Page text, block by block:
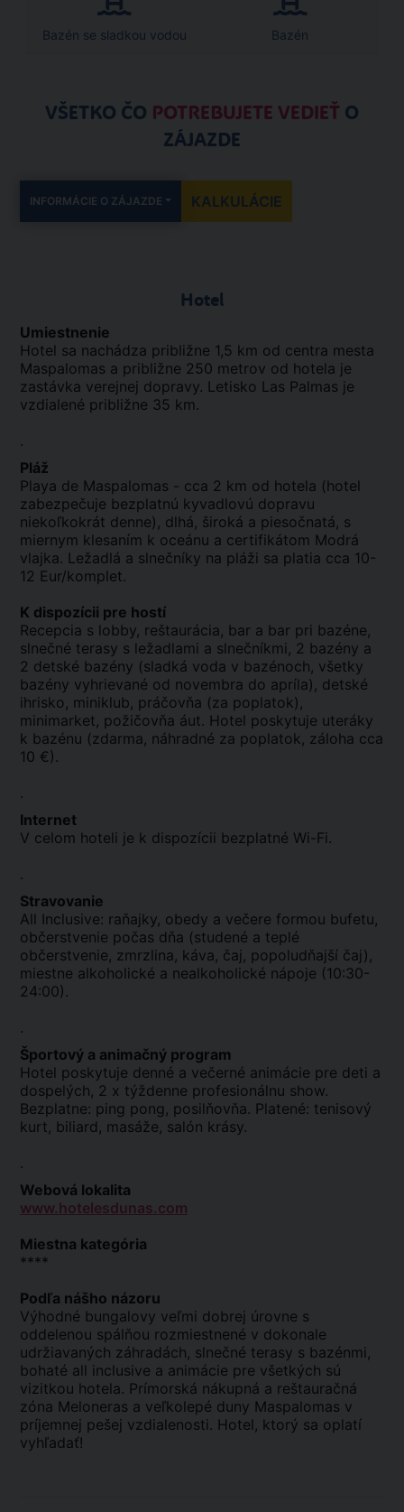
Bazén se sladkou vodou Bazén
VŠETKO ČO POTREBUJETE VEDIEŤ O
ZÁJAZDE
INFORMÁCIE O ZÁJAZDE KALKULÁCIE
Hotel
Umiestnenie
Hotel sa nachádza približne 1,5 km od centra mesta
Maspalomas a približne 250 metrov od hotela je
zastávka verejnej dopravy. Letisko Las Palmas je
vzdialené približne 35 km.
.
Pláž
Playa de Maspalomas - cca 2 km od hotela (hotel
zabezpečuje bezplatnú kyvadlovú dopravu
niekoľkokrát denne), dlhá, široká a piesočnatá, s
miernym klesaním k oceánu a certifikátom Modrá
vlajka. Ležadlá a slnečníky na pláži sa platia cca 10-
12 Eur/komplet.
K dispozícii pre hostí
Recepcia s lobby, reštaurácia, bar a bar pri bazéne,
slnečné terasy s ležadlami a slnečníkmi, 2 bazény a
2 detské bazény (sladká voda v bazénoch, všetky
bazény vyhrievané od novembra do apríla), detské
ihrisko, miniklub, práčovňa (za poplatok),
minimarket, požičovňa áut. Hotel poskytuje uteráky
k bazénu (zdarma, náhradné za poplatok, záloha cca
10 €).
.
Internet
V celom hoteli je k dispozícii bezplatné Wi-Fi.
.
Stravovanie
All Inclusive: raňajky, obedy a večere formou bufetu,
občerstvenie počas dňa (studené a teplé
občerstvenie, zmrzlina, káva, čaj, popoludňajší čaj),
miestne alkoholické a nealkoholické nápoje (10:30-
24:00).
.
Športový a animačný program
Hotel poskytuje denné a večerné animácie pre deti a
dospelých, 2 x týždenne profesionálnu show.
Bezplatne: ping pong, posilňovňa. Platené: tenisový
kurt, biliard, masáže, salón krásy.
.
Webová lokalita
www.hotelesdunas.com
Miestna kategória
****
Podľa nášho názoru
Výhodné bungalovy veľmi dobrej úrovne s
oddelenou spálňou rozmiestnené v dokonale
udržiavaných záhradách, slnečné terasy s bazénmi,
bohaté all inclusive a animácie pre všetkých sú
vizitkou hotela. Prímorská nákupná a reštauračná
zóna Meloneras a veľkolepé duny Maspalomas v
príjemnej pešej vzdialenosti. Hotel, ktorý sa oplatí
vyhľadať!